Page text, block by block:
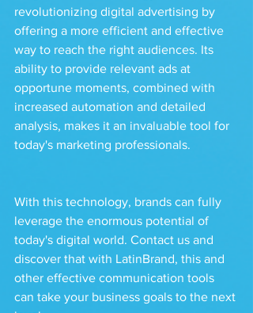
revolutionizing digital advertising by
offering a more efficient and effective
way to reach the right audiences. Its
ability to provide relevant ads at
opportune moments, combined with
increased automation and detailed
analysis, makes it an invaluable tool for
today's marketing professionals.
With this technology, brands can fully
leverage the enormous potential of
today's digital world. Contact us and
discover that with LatinBrand, this and
other effective communication tools
can take your business goals to the next